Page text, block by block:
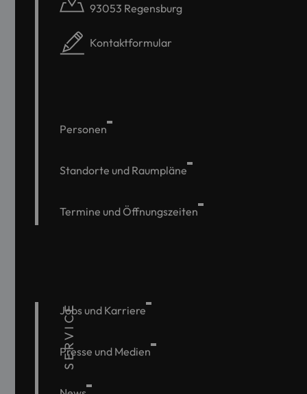
93053 Regensburg
Kontaktformular
Personen
Standorte und Raumpläne
Termine und Öffnungszeiten
SERVICE
Jobs und Karriere
Presse und Medien